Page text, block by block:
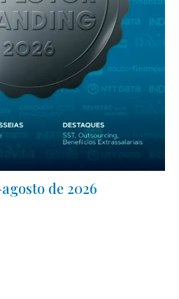
de 2026